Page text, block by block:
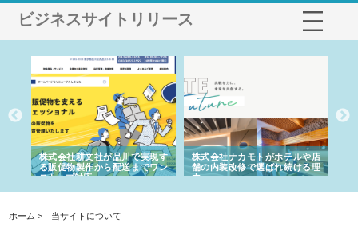
ビジネスサイトリリース
株式会社耕文社が品川で実現す
る販促物製作から配送までワン
ストップ対応
株式会社ナカモトがホテルや店
舗の内装改修で選ばれ続ける理
由
ホーム > 当サイトについて